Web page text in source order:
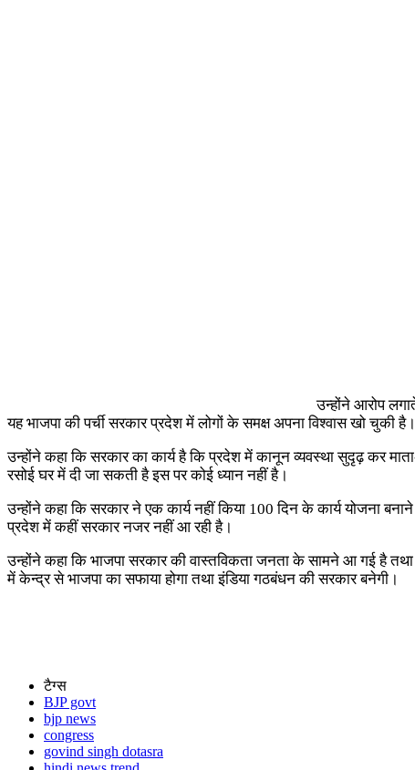
उन्होंने आरोप
यह भाजपा की पर्ची सरकार प्रदेश में लोगों के समक्ष अपना विश्वास खो चुकी है।
उन्होंने कहा कि सरकार का कार्य है कि प्रदेश में कानून व्यवस्था सुदृढ़ कर
रसोई घर में दी जा सकती है इस पर कोई ध्यान नहीं है।
उन्होंने कहा कि सरकार ने एक कार्य नहीं किया 100 दिन के कार्य योजना
प्रदेश में कहीं सरकार नजर नहीं आ रही है।
उन्होंने कहा कि भाजपा सरकार की वास्तविकता जनता के सामने आ गई है
में केन्द्र से भाजपा का सफाया होगा तथा इंडिया गठबंधन की सरकार बनेगी।
टैग्स
BJP govt
bjp news
congress
govind singh dotasra